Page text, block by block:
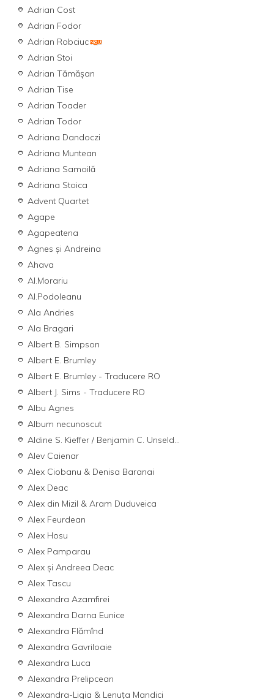
Adrian Cost
Adrian Fodor
Adrian Robciuc
Adrian Stoi
Adrian Tămășan
Adrian Tise
Adrian Toader
Adrian Todor
Adriana Dandoczi
Adriana Muntean
Adriana Samoilă
Adriana Stoica
Advent Quartet
Agape
Agapeatena
Agnes şi Andreina
Ahava
Al.Morariu
Al.Podoleanu
Ala Andries
Ala Bragari
Albert B. Simpson
Albert E. Brumley
Albert E. Brumley - Traducere RO
Albert J. Sims - Traducere RO
Albu Agnes
Album necunoscut
Aldine S. Kieffer / Benjamin C. Unseld...
Alev Caienar
Alex Ciobanu & Denisa Baranai
Alex Deac
Alex din Mizil & Aram Duduveica
Alex Feurdean
Alex Hosu
Alex Pamparau
Alex și Andreea Deac
Alex Tascu
Alexandra Azamfirei
Alexandra Darna Eunice
Alexandra Flămînd
Alexandra Gavriloaie
Alexandra Luca
Alexandra Prelipcean
Alexandra-Ligia & Lenuța Mandici